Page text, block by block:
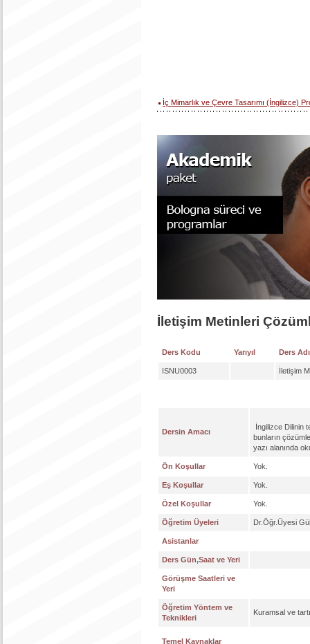
İç Mimarlık ve Çevre Tasarımı (İngilizce)
İletişim Metinleri
Ders Kodu Yarıyıl Ders Adı
ISNU0003 İletişim
Dersin Amacı
İngilizce Dilinin
bunların
yazı alanında
Ön Koşullar Yok.
Eş Koşullar Yok.
Özel Koşullar Yok.
Öğretim Üyeleri Dr.Öğr.Üyesi
Asistanlar
Ders Gün,Saat ve Yeri
Görüşme Saatleri ve
Yeri
Öğretim Yöntem ve
Teknikleri
Kuramsal ve
Temel Kaynaklar